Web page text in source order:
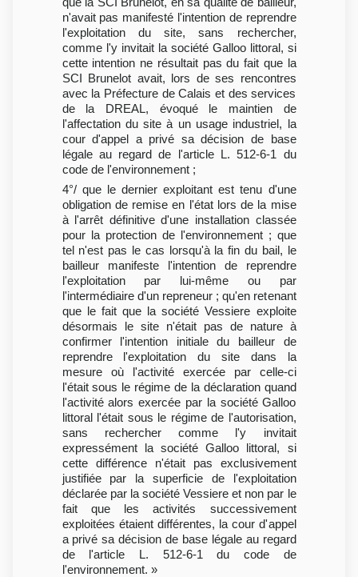
n'avait pas manifesté l'intention de reprendre
l'exploitation du site, sans rechercher,
comme l'y invitait la société Galloo littoral, si
cette intention ne résultait pas du fait que la
SCI Brunelot avait, lors de ses rencontres
avec la Préfecture de Calais et des services
de la DREAL, évoqué le maintien de
l'affectation du site à un usage industriel, la
cour d'appel a privé sa décision de base
légale au regard de l'article L. 512-6-1 du
code de l'environnement ;
4°/ que le dernier exploitant est tenu d'une
obligation de remise en l'état lors de la mise
à l'arrêt définitive d'une installation classée
pour la protection de l'environnement ; que
tel n'est pas le cas lorsqu'à la fin du bail, le
bailleur manifeste l'intention de reprendre
l'exploitation par lui-même ou par
l'intermédiaire d'un repreneur ; qu'en retenant
que le fait que la société Vessiere exploite
désormais le site n'était pas de nature à
confirmer l'intention initiale du bailleur de
reprendre l'exploitation du site dans la
mesure où l'activité exercée par celle-ci
l'était sous le régime de la déclaration quand
l'activité alors exercée par la société Galloo
littoral l'était sous le régime de l'autorisation,
sans rechercher comme l'y invitait
expressément la société Galloo littoral, si
cette différence n'était pas exclusivement
justifiée par la superficie de l'exploitation
déclarée par la société Vessiere et non par le
fait que les activités successivement
exploitées étaient différentes, la cour d'appel
a privé sa décision de base légale au regard
de l'article L. 512-6-1 du code de
l'environnement. »